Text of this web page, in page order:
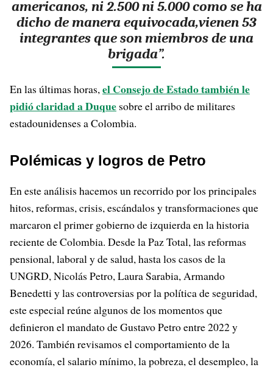
americanos, ni 2.500 ni 5.000 como se ha
dicho de manera equivocada,vienen 53
integrantes que son miembros de una
brigada”.
En las últimas horas,el Consejo de Estado también le
pidió claridad a Duque sobre el arribo de militares
estadounidenses a Colombia.
Polémicas y logros de Petro
En este análisis hacemos un recorrido por los principales
hitos, reformas, crisis, escándalos y transformaciones que
marcaron el primer gobierno de izquierda en la historia
reciente de Colombia. Desde la Paz Total, las reformas
pensional, laboral y de salud, hasta los casos de la
UNGRD, Nicolás Petro, Laura Sarabia, Armando
Benedetti y las controversias por la política de seguridad,
este especial reúne algunos de los momentos que
definieron el mandato de Gustavo Petro entre 2022 y
2026. También revisamos el comportamiento de la
economía, el salario mínimo, la pobreza, el desempleo, la